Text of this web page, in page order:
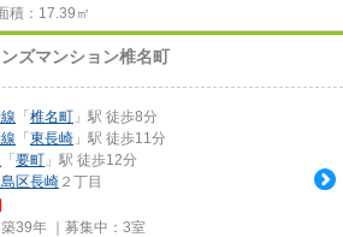
積：17.39㎡
ズマンション椎名町
「 椎名町 」駅 徒歩8分
「 東長崎 」駅 徒歩11分
「 要町 」駅 徒歩12分
区長崎 ２丁目
39年 ｜募集中： 3室